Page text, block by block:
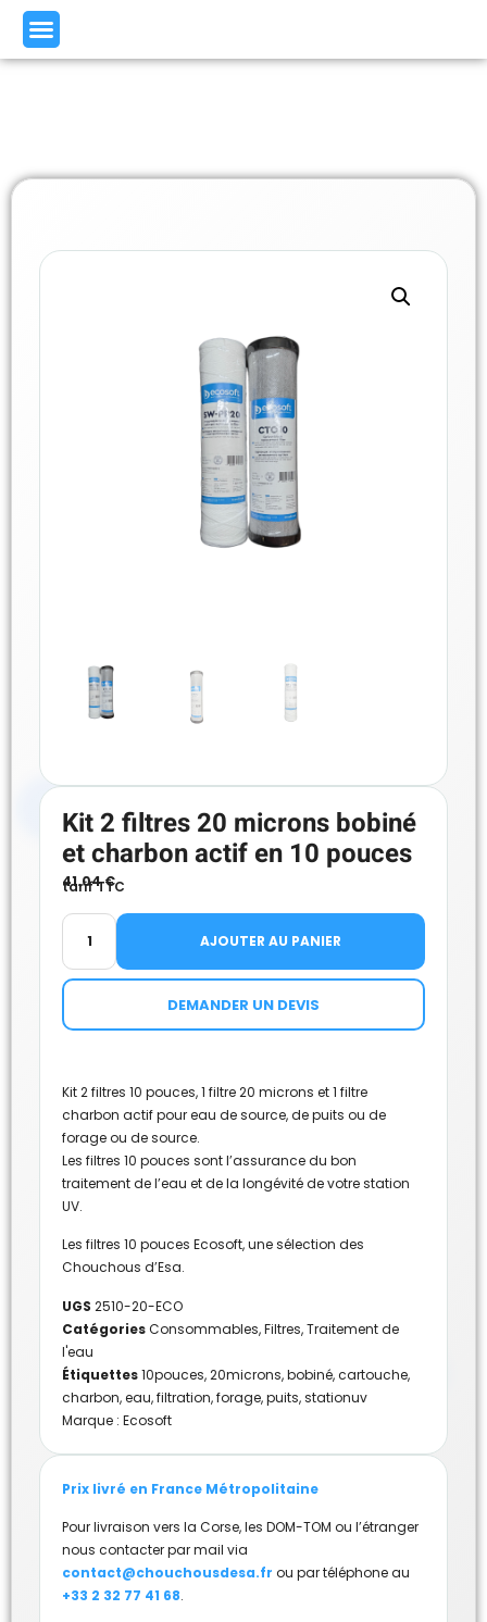
Kit 2 filtres 20 microns bobiné
et charbon actif en 10 pouces
41.04€
tarif TTC
AJOUTER AU PANIER
DEMANDER UN DEVIS
Kit 2 filtres 10 pouces, 1 filtre 20 microns et 1 filtre
charbon actif pour eau de source, de puits ou de
forage ou de source.
Les filtres 10 pouces sont l’assurance du bon
traitement de l’eau et de la longévité de votre station
UV.
Les filtres 10 pouces Ecosoft, une sélection des
Chouchous d’Esa.
UGS 2510-20-ECO
CatégoriesConsommables,Filtres,Traitement de
l'eau
Étiquettes10pouces,20microns,bobiné,cartouche,
charbon,eau,filtration,forage,puits,stationuv
Marque : Ecosoft
Prix livré en France Métropolitaine
Pour livraison vers la Corse, les DOM-TOM ou l’étranger
nous contacter par mail via
contact@chouchousdesa.fr ou par téléphone au
+33 2 32 77 41 68.